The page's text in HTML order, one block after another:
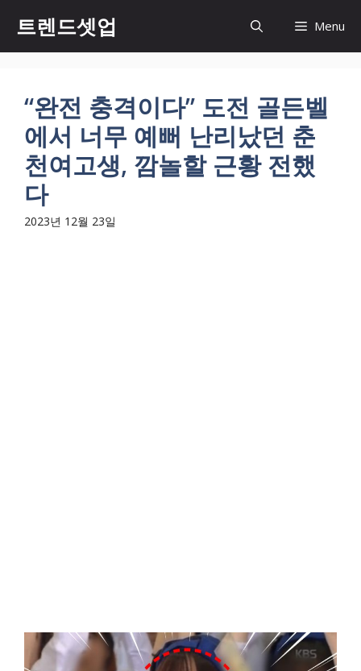
츠
트렌드셋업 Menu
“완전 충격이다” 도전 골든벨
에서 너무 예뻐 난리났던 춘
천여고생, 깜놀할 근황 전했
다
2023년 12월 23일